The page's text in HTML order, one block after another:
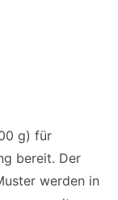
g) für
bereit. Der
werden in